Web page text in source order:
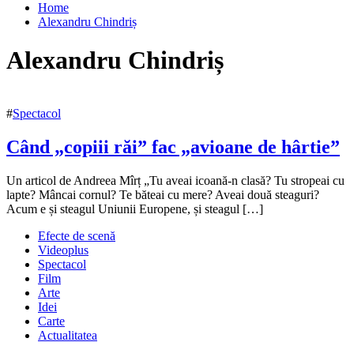
Home
Alexandru Chindriș
Alexandru Chindriș
#Spectacol
Când „copiii răi” fac „avioane de hârtie”
7
noiembrie
20208
2020
Un articol de Andreea Mîrț „Tu aveai icoană-n clasă? Tu stropeai cu
lapte? Mâncai cornul? Te băteai cu mere? Aveai două steaguri?
Acum e și steagul Uniunii Europene, și steagul […]
Efecte de scenă
Videoplus
Spectacol
Film
Arte
Idei
Carte
Actualitatea